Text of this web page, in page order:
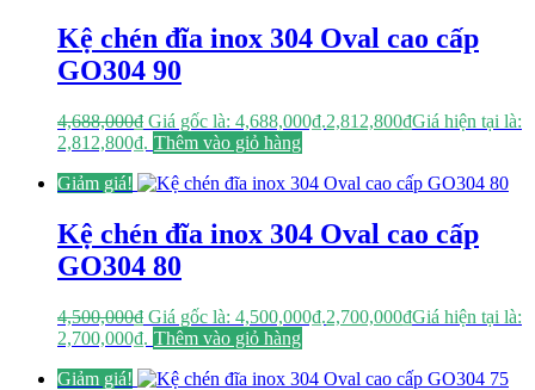
Kệ chén đĩa inox 304 Oval cao cấp
GO304 90
4,688,000₫ Giá gốc là: 4,688,000₫.2,812,800₫Giá hiện tại là:
2,812,800₫. Thêm vào giỏ hàng
Giảm giá!
Kệ chén đĩa inox 304 Oval cao cấp
GO304 80
4,500,000₫ Giá gốc là: 4,500,000₫.2,700,000₫Giá hiện tại là:
2,700,000₫. Thêm vào giỏ hàng
Giảm giá!